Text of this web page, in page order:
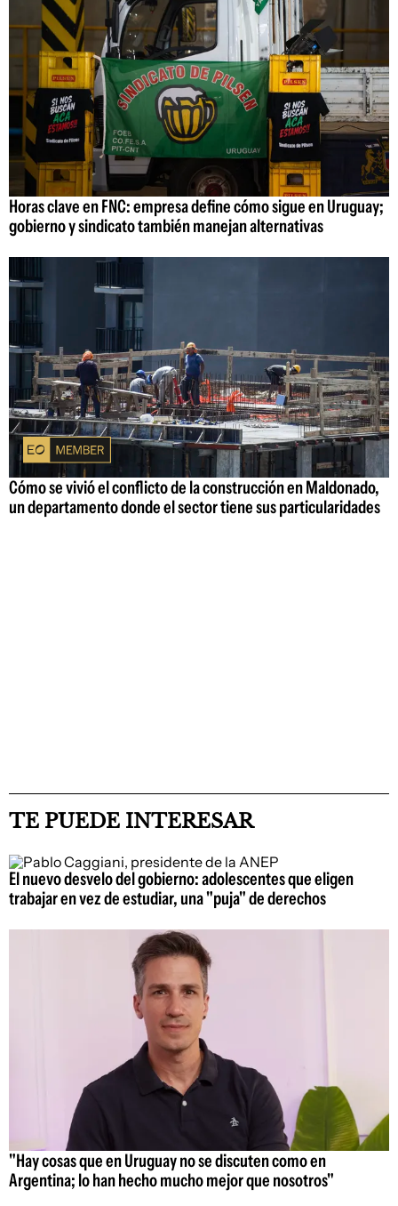
Horas clave en FNC: empresa define cómo sigue en Uruguay;
gobierno y sindicato también manejan alternativas
Cómo se vivió el conflicto de la construcción en Maldonado,
un departamento donde el sector tiene sus particularidades
TE PUEDE INTERESAR
El nuevo desvelo del gobierno: adolescentes que eligen
trabajar en vez de estudiar, una "puja" de derechos
"Hay cosas que en Uruguay no se discuten como en
Argentina; lo han hecho mucho mejor que nosotros"